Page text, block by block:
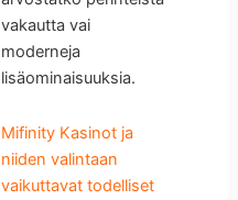
vakautta vai
moderneja
lisäominaisuuksia.
Mifinity Kasinot ja
niiden valintaan
vaikuttavat todelliset